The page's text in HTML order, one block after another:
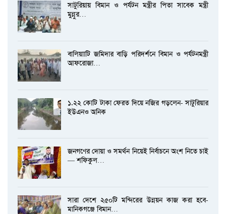
সাটুরিয়ায় বিমান ও পর্যটন মন্ত্রীর পিতা সাবেক মন্ত্রী
মুন্নুর…
বালিয়াাটি জমিদার বাড়ি পরিদর্শনে বিমান ও পর্যটনমন্ত্রী
আফরোজা…
১.২২ কোটি টাকা ফেরত দিয়ে নজির গড়লেন- সাটুরিয়ার
ইউএনও অনিক
জনগণের দোয়া ও সমর্থন নিয়েই নির্বাচনে অংশ নিতে চাই
— শফিকুল…
সারা দেশে ২৫০টি মন্দিরের উন্নয়ন কাজ করা হবে-
মানিকগঞ্জে বিমান…